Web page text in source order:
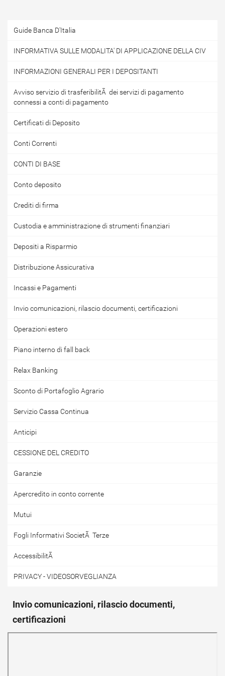
Guide Banca D'Italia
INFORMATIVA SULLE MODALITA' DI APPLICAZIONE DELLA CIV
INFORMAZIONI GENERALI PER I DEPOSITANTI
Avviso servizio di trasferibilitÃ dei servizi di pagamento
connessi a conti di pagamento
Certificati di Deposito
Conti Correnti
CONTI DI BASE
Conto deposito
Crediti di firma
Custodia e amministrazione di strumenti finanziari
Depositi a Risparmio
Distribuzione Assicurativa
Incassi e Pagamenti
Invio comunicazioni, rilascio documenti, certificazioni
Operazioni estero
Piano interno di fall back
Relax Banking
Sconto di Portafoglio Agrario
Servizio Cassa Continua
Anticipi
CESSIONE DEL CREDITO
Garanzie
Apercredito in conto corrente
Mutui
Fogli Informativi SocietÃ Terze
AccessibilitÃ
PRIVACY - VIDEOSORVEGLIANZA
Invio comunicazioni, rilascio documenti,
certificazioni